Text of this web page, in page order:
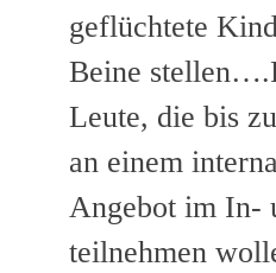
geflüchtete
Beine
Leute, die bis
an einem
Angebot im In-
teilnehmen